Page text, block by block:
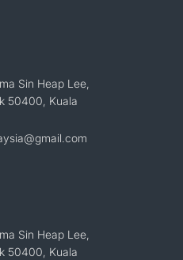
Sin Heap Lee,
50400, Kuala
Sin Heap Lee,
50400, Kuala